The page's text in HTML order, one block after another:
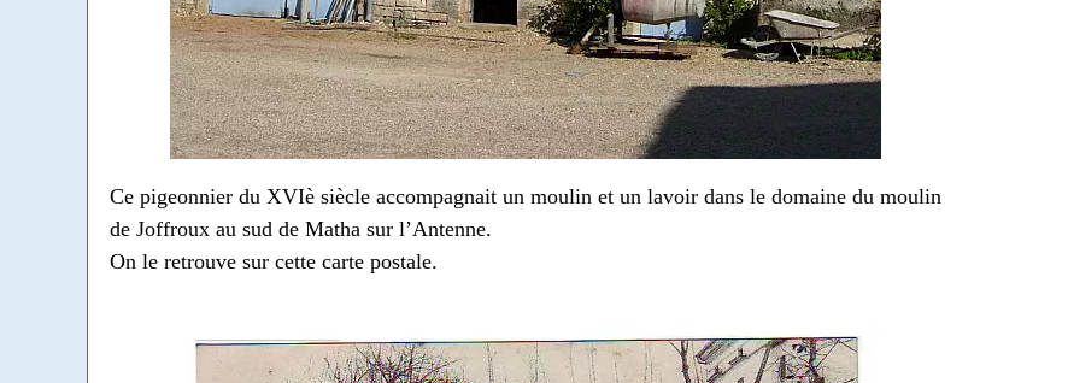
Ce pigeonnier du XVIè siècle accompagnait un moulin et un lavoir dans le domaine du moulin
de Joffroux au sud de Matha sur l’Antenne.
On le retrouve sur cette carte postale.